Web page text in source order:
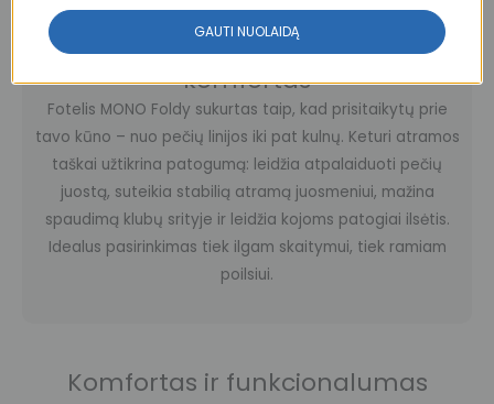
Iki smulkmenų apgalvotas
komfortas
Fotelis MONO Foldy sukurtas taip, kad prisitaikytų prie
tavo kūno – nuo pečių linijos iki pat kulnų. Keturi atramos
taškai užtikrina patogumą: leidžia atpalaiduoti pečių
juostą, suteikia stabilią atramą juosmeniui, mažina
spaudimą klubų srityje ir leidžia kojoms patogiai ilsėtis.
Idealus pasirinkimas tiek ilgam skaitymui, tiek ramiam
poilsiui.
Komfortas ir funkcionalumas
GAUTI NUOLAIDĄ